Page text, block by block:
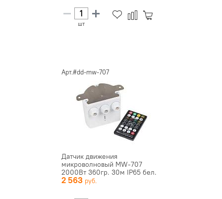
шт
Арт.#dd-mw-707
Датчик движения
микроволновый MW-707
2000Вт 360гр. 30м IP65 бел.
для высоки...
2 563